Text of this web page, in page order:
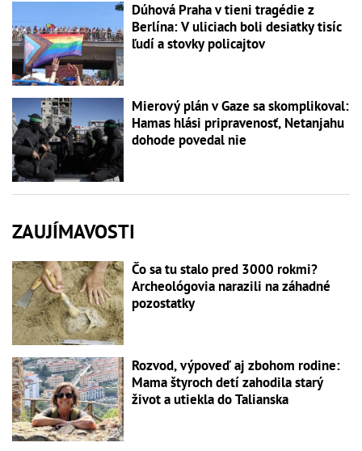
Dúhová Praha v tieni tragédie z
Berlína: V uliciach boli desiatky tisíc
ľudí a stovky policajtov
Mierový plán v Gaze sa skomplikoval:
Hamas hlási pripravenosť, Netanjahu
dohode povedal nie
ZAUJÍMAVOSTI
Čo sa tu stalo pred 3000 rokmi?
Archeológovia narazili na záhadné
pozostatky
Rozvod, výpoveď aj zbohom rodine:
Mama štyroch detí zahodila starý
život a utiekla do Talianska